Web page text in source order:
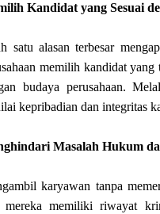
Kandidat yang Sesuai
satu alasan terbesar
memilih kandidat
budaya perusahaan.
kepribadian dan integritas
Masalah Hukum
karyawan tanpa
memiliki riwayat